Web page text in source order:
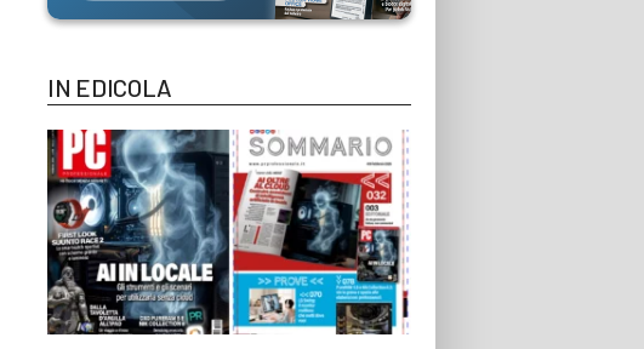
IN EDICOLA